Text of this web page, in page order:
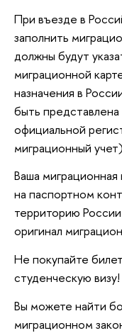
При въезде в
заполнить
должны будут
миграционной
назначения в
быть
официальной
миграционный
Ваша миграционная
на паспортном
территорию
оригинал
Не покупайте
студенческую визу!
Вы можете найти
миграционном